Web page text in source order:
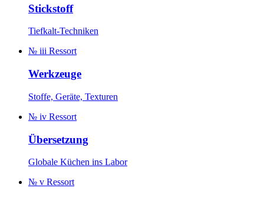
Stickstoff
Tiefkalt-Techniken
№ iii Ressort
Werkzeuge
Stoffe, Geräte, Texturen
№ iv Ressort
Übersetzung
Globale Küchen ins Labor
№ v Ressort